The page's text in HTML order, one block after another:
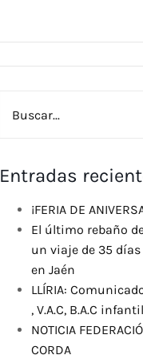
Entradas
¡FERIA DE
El último rebaño
un viaje de 35
en Jaén
LLÍRIA:
, V.A.C, B.A.C
NOTICIA
CORDA